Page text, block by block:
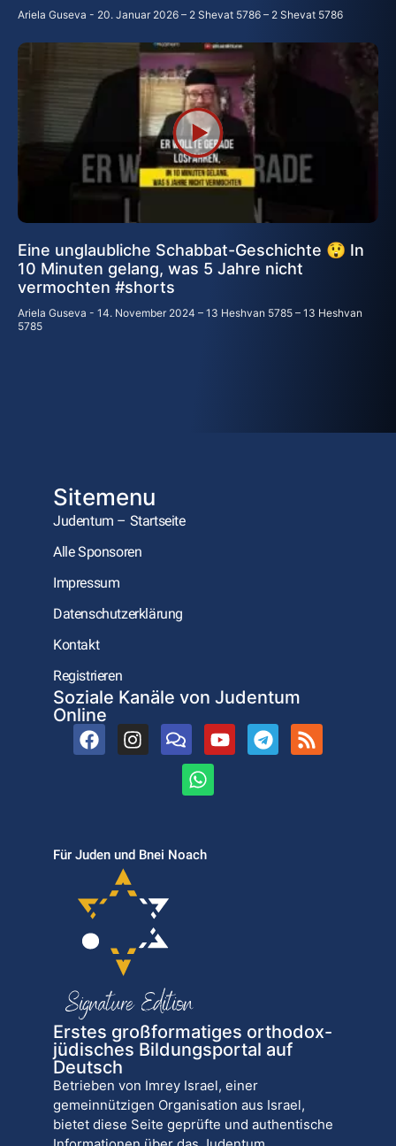
Ariela Guseva 20. Januar 2026 – 2 Shevat 5786 – 2 Shevat 5786
Eine unglaubliche Schabbat-Geschichte 😲 In
10 Minuten gelang, was 5 Jahre nicht
vermochten #shorts
Ariela Guseva
14. November 2024 – 13 Heshvan 5785 – 13 Heshvan
5785
Sitemenu
Judentum – Startseite
Alle Sponsoren
Impressum
Datenschutzerklärung
Kontakt
Registrieren
Soziale Kanäle von Judentum
Online
Für Juden und Bnei Noach
Erstes großformatiges orthodox-
jüdisches Bildungsportal auf
Deutsch
Betrieben von Imrey Israel, einer
gemeinnützigen Organisation aus Israel,
bietet diese Seite geprüfte und authentische